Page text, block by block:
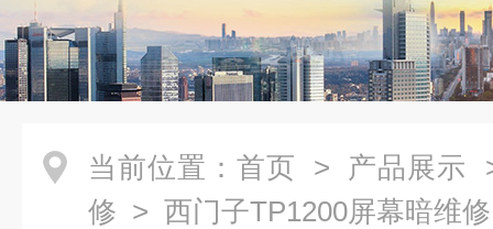
当前位置： 首页 > 产品展示
修 > 西门子TP1200屏幕暗维修